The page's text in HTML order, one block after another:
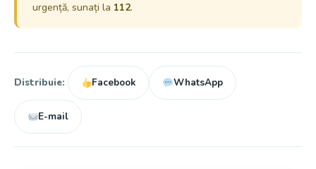
urgență, sunați la 112.
Distribuie: Facebook WhatsApp
E-mail